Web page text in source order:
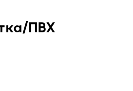
ПВХ